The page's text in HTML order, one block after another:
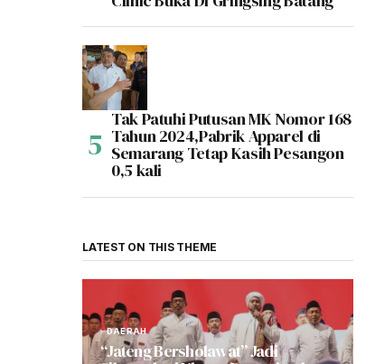
Tak Patuhi Putusan MK Nomor 168
Tahun 2024,Pabrik Apparel di
Semarang Tetap Kasih Pesangon
0,5 kali
LATEST ON THIS THEME
DAERAH
“Jateng Bersholawat” Jadi